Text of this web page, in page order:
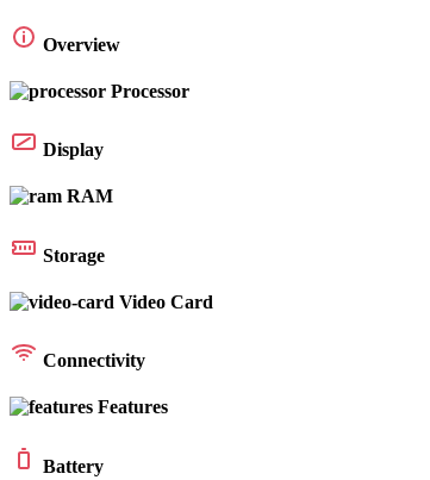
Overview
Processor
Display
RAM
Storage
Video Card
Connectivity
Features
Battery